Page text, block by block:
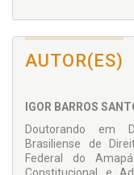
AUTOR(ES)
IGOR BARROS
Doutorando em
Brasiliense de
Federal do